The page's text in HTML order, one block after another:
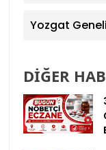
Yozgat
DİĞER